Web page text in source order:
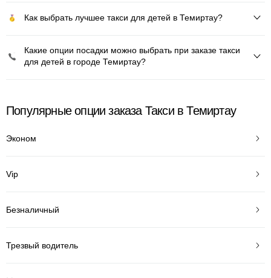
Как выбрать лучшее такси для детей в Темиртау?
Какие опции посадки можно выбрать при заказе такси
для детей в городе Темиртау?
Популярные опции заказа Такси в Темиртау
Эконом
Vip
Безналичный
Трезвый водитель